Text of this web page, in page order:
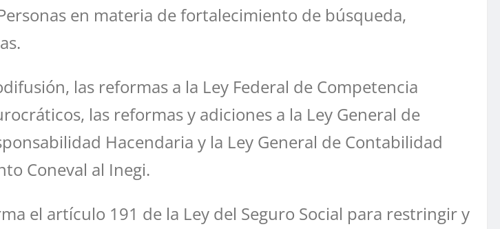
en materia de fortalecimiento de búsqueda,
las reformas a la Ley Federal de Competencia
las reformas y adiciones a la Ley General de
Hacendaria y la Ley General de Contabilidad
Coneval al Inegi.
el artículo 191 de la Ley del Seguro Social para restringir y